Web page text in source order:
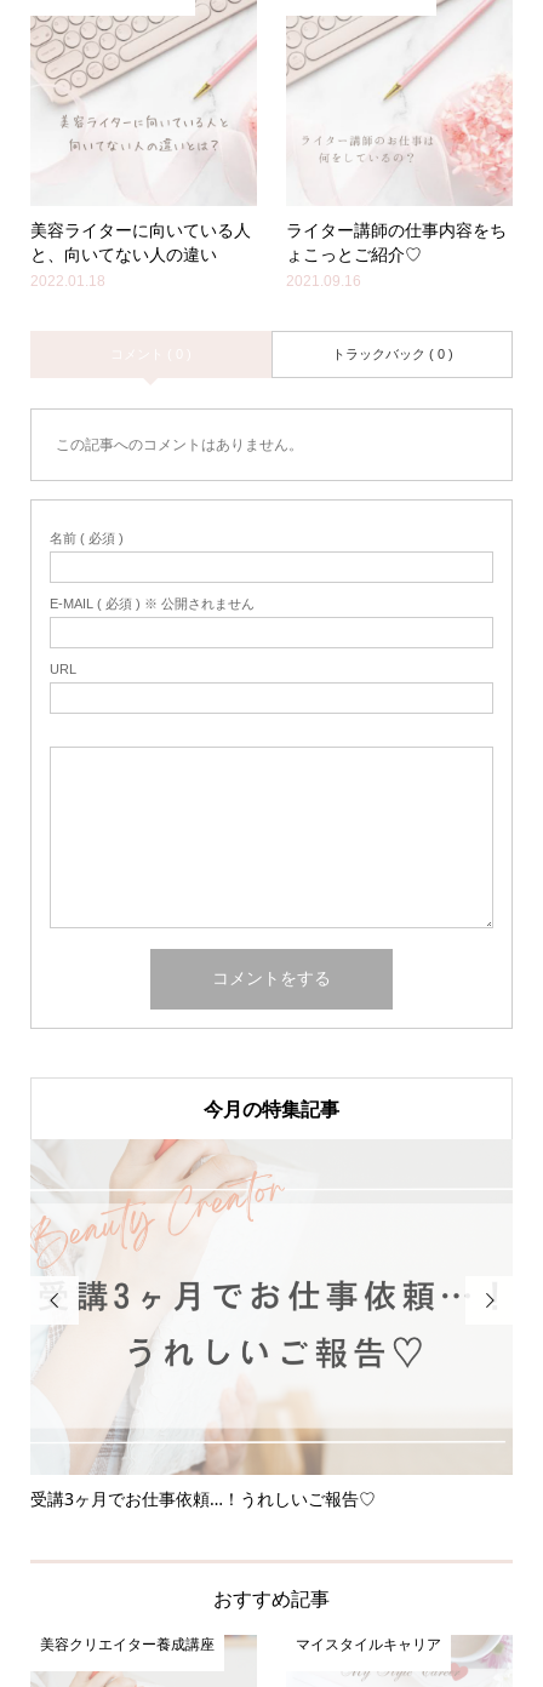
美容ライターに向いている人
と、向いてない人の違い
2022.01.18
ライター講師の仕事内容をち
ょこっとご紹介♡
2021.09.16
トラックバック ( 0 )
この記事へのコメントはありません。
名前 ( 必須 )
E-MAIL ( 必須 ) ※ 公開されません
URL
今月の特集記事

受講3ヶ月でお仕事依頼…！うれしいご報告♡

おすすめ記事
美容クリエイター養成講座 マイスタイルキャリア